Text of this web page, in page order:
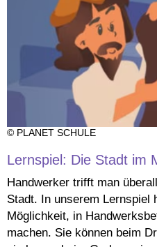
© PLANET SCHULE
Lernspiel: Die Stadt im
Handwerker trifft man
Stadt. In unserem Lernspiel
Möglichkeit, in
machen. Sie können beim